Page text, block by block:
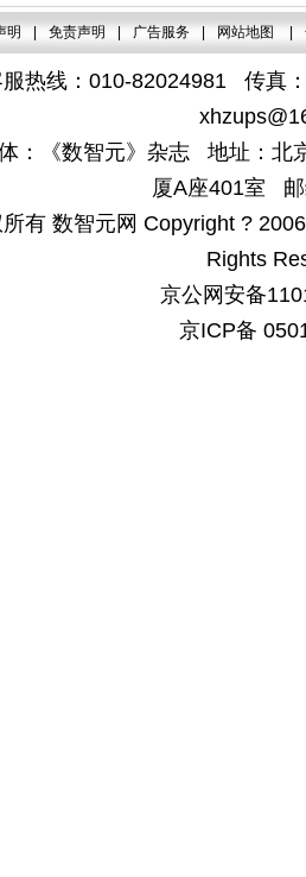
明 免责声明 广告服务 网站地图
服热线：010-82024981 传真
：《数智元》杂志 地址：北
厦A座401室
有 数智元网 Copyright ?
Rights
京公网安备
京ICP备